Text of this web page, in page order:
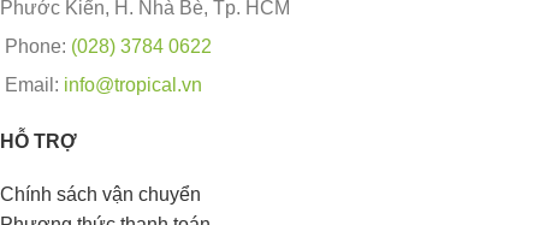
Phước Kiển, H. Nhà Bè, Tp. HCM
Phone: (028) 3784 0622
Email: info@tropical.vn
HỖ TRỢ
Chính sách vận chuyển